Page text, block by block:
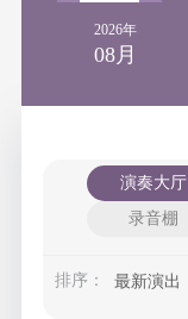
2026年
08月
演奏大厅
录音棚
排序： 最新演出